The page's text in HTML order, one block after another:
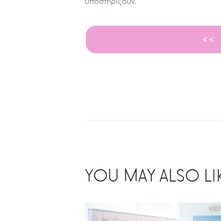
<<
YOU MAY ALSO